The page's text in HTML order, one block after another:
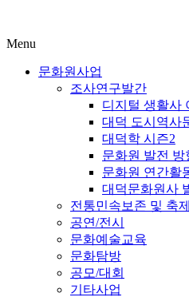
Menu
문화원사업
조사연구발간
디지털 생활사
대덕 도시역사
대덕학 시즌2
문화원 발전 방
문화원 연간활
대덕문화원사
전통민속보존 및 축제
공연/전시
문화예술교육
문화탐방
공모/대회
기타사업